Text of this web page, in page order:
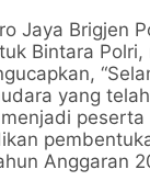
Jaya Brigjen
Bintara
yang
Anggaran